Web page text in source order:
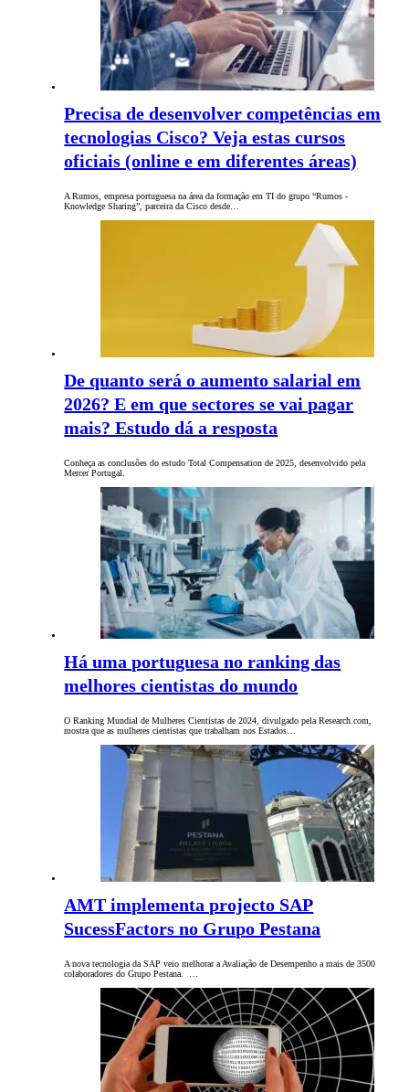
Precisa de desenvolver competências em
tecnologias Cisco? Veja estas cursos
oficiais (online e em diferentes áreas)
A Rumos, empresa portuguesa na área da formação em TI do grupo “Rumos -
Knowledge Sharing”, parceira da Cisco desde…
De quanto será o aumento salarial em
2026? E em que sectores se vai pagar
mais? Estudo dá a resposta
Conheça as conclusões do estudo Total Compensation de 2025, desenvolvido pela
Mercer Portugal.
Há uma portuguesa no ranking das
melhores cientistas do mundo
O Ranking Mundial de Mulheres Cientistas de 2024, divulgado pela Research.com,
mostra que as mulheres cientistas que trabalham nos Estados…
AMT implementa projecto SAP
SucessFactors no Grupo Pestana
A nova tecnologia da SAP veio melhorar a Avaliação de Desempenho a mais de 3500
colaboradores do Grupo Pestana. …